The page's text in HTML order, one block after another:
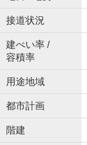
接道状況
建ぺい率 /
容積率
用途地域
都市計画
階建